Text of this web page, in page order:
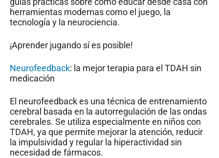
herramientas modernas como el juego, la
tecnología y la neurociencia.
¡Aprender jugando sí es posible!
Neurofeedback: la mejor terapia para el TDAH sin
medicación
El neurofeedback es una técnica de entrenamiento
cerebral basada en la autorregulación de las ondas
cerebrales. Se utiliza especialmente en niños con
TDAH, ya que permite mejorar la atención, reducir
la impulsividad y regular la hiperactividad sin
necesidad de fármacos.